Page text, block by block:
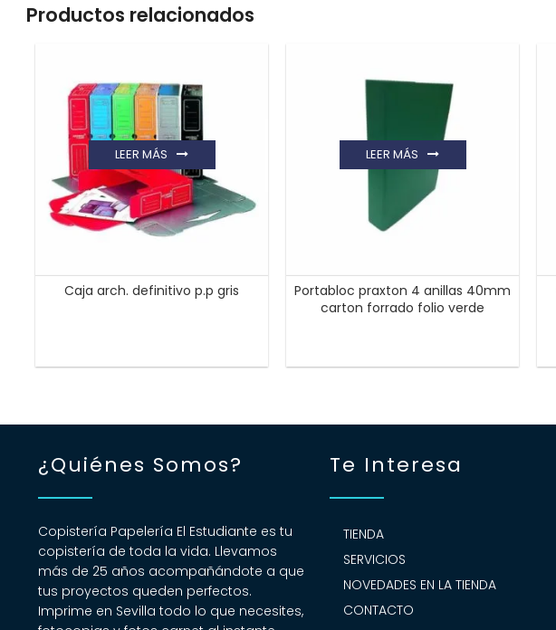
Productos relacionados
Caja arch. definitivo p.p gris
LEER MÁS
Portabloc praxton 4 anillas 40mm
carton forrado folio verde
LEER MÁS
¿Quiénes Somos?
Copistería Papelería El Estudiante es tu
copistería de toda la vida. Llevamos
más de 25 años acompañándote a que
tus proyectos queden perfectos.
Imprime en Sevilla todo lo que necesites,
Te Interesa
TIENDA
SERVICIOS
NOVEDADES EN LA TIENDA
CONTACTO